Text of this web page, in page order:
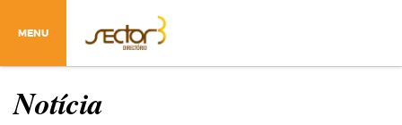
MENU
Notícia